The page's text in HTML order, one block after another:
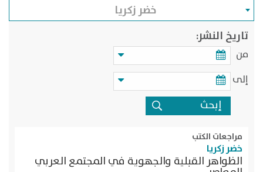
خضر زكريا
تاريخ النشر:
من
إلى
مراجعات الكتب
خضر زكريا
الظواهر القبلية والجهوية في المجتمع العربي